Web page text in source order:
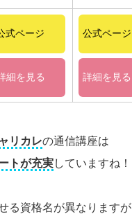
式ページ
細を見る
公式ページ
詳細を見る
リカレの通信講座は
トが充実していますね！
る資格名が異なりますが